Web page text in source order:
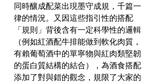
同時釀成配菜出現墨守成規，千篇一
律的情況。又因這些指引性的搭配
「規則」背後含有一定科學性的邏輯
（例如紅酒配牛排能做到軟化肉質，
有賴葡萄酒中的單寧物與紅肉類堅韌
的蛋白質結構的結合），為酒食搭配
添加了對與錯的觀念，規限了大家的